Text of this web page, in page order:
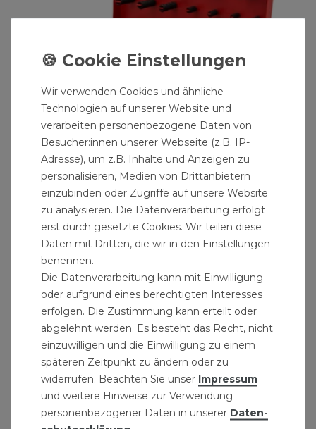
Dichtungssortiment O-Ring 407-teilig
17,19 € *
Stück | 0,04 € / Stück
Wir verwenden Cookies und ähnliche
Technologien auf unserer Website und
verarbeiten personenbezogene Daten von
Besucher:innen unserer Webseite (z.B. IP-
Adresse), um z.B. Inhalte und Anzeigen zu
personalisieren, Medien von Drittanbietern
einzubinden oder Zugriffe auf unsere Website
zu analysieren. Die Datenverarbeitung erfolgt
erst durch gesetzte Cookies. Wir teilen diese
Daten mit Dritten, die wir in den Einstellungen
benennen.
Die Datenverarbeitung kann mit Einwilligung
oder aufgrund eines berechtigten Interesses
erfolgen. Die Zustimmung kann erteilt oder
abgelehnt werden. Es besteht das Recht, nicht
einzuwilligen und die Einwilligung zu einem
späteren Zeitpunkt zu ändern oder zu
widerrufen. Beachten Sie unser Impressum
und weitere Hinweise zur Verwendung
personenbezogener Daten in unserer Daten­